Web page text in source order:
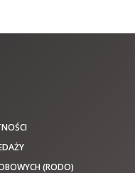
(RODO)